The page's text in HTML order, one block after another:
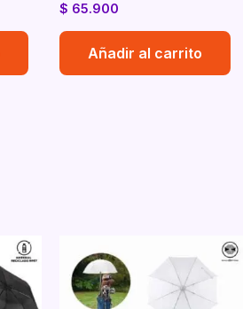
$ 65.900
Añadir al carrito